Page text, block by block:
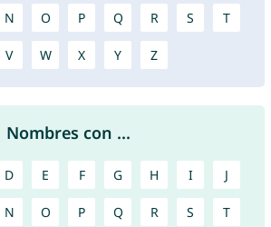
N O P Q R S T
V W X Y Z
Nombres con ...
D E F G H I J
N O P Q R S T